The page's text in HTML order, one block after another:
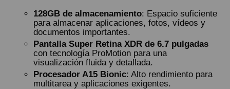
128GB de almacenamiento: Espacio suficiente
para almacenar aplicaciones, fotos, vídeos y
documentos importantes.
Pantalla Super Retina XDR de 6.7 pulgadas
con tecnología ProMotion para una
visualización fluida y detallada.
Procesador A15 Bionic: Alto rendimiento para
multitarea y aplicaciones exigentes.